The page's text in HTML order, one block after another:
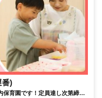
番)
保育園です！定員達し次第締め